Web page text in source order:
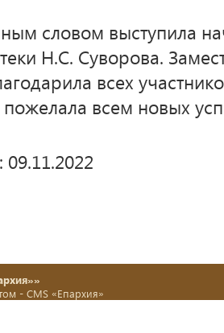
словом выступила
Н.С. Суворова.
всех
всем новых
- CMS «Епархия»